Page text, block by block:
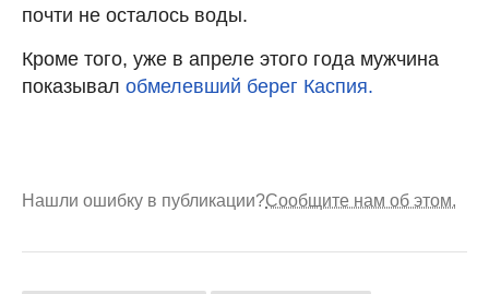
почти не осталось воды.
Кроме того, уже в апреле этого года мужчина
показывал обмелевший берег Каспия.
Нашли ошибку в публикации?Сообщите нам об этом.